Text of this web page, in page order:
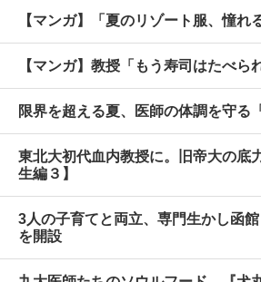
【マンガ】「夏のリゾート服、憧れ
【マンガ】教授「もう寿司はたべら
限界を超える夏、医師の体調を守る
東北大初代血内教授に。旧帝大の底
生編３】
3人の子育てと両立、専門生かし函
を開設